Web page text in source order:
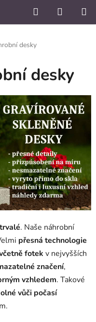
Hledat
KOŠÍK
desky
desky
. Naše náhrobní
přesná technologie
fotek v nejvyšších
značení,
vzhledem. Takové
vůči počasí